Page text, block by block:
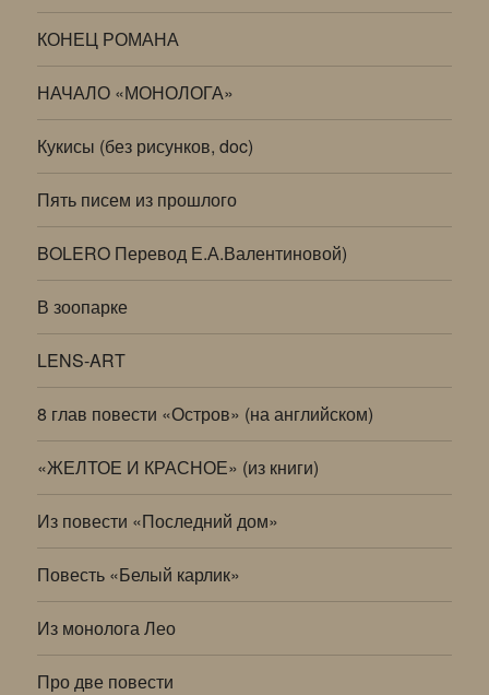
КОНЕЦ РОМАНА
НАЧАЛО «МОНОЛОГА»
Кукисы (без рисунков, doc)
Пять писем из прошлого
BOLERO Перевод Е.А.Валентиновой)
В зоопарке
LENS-ART
8 глав повести «Остров» (на английском)
«ЖЕЛТОЕ И КРАСНОЕ» (из книги)
Из повести «Последний дом»
Повесть «Белый карлик»
Из монолога Лео
Про две повести